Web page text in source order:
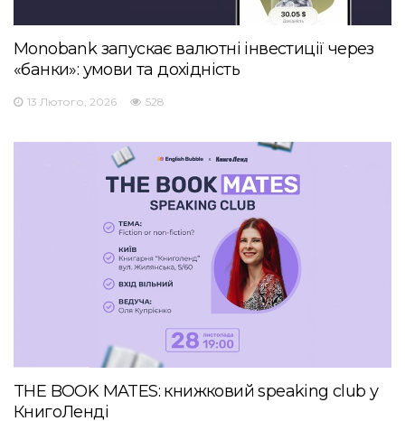
Monobank запускає валютні інвестиції через
«банки»: умови та дохідність
13 Лютого, 2026 528
THE BOOK MATES: книжковий speaking club у
КнигоЛенді